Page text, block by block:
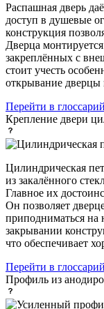
Распашная дверь
доступ в душевые
конструкция
Дверца
закреплённых с
стоит учесть
открывание дверцы
Перейти в глоссарий
Крепление двери
Цилиндрическая
из закалённого
Главное их
Он позволяет
приподниматься на
закрывании
что обеспечивает
Перейти в глоссарий
Профиль из